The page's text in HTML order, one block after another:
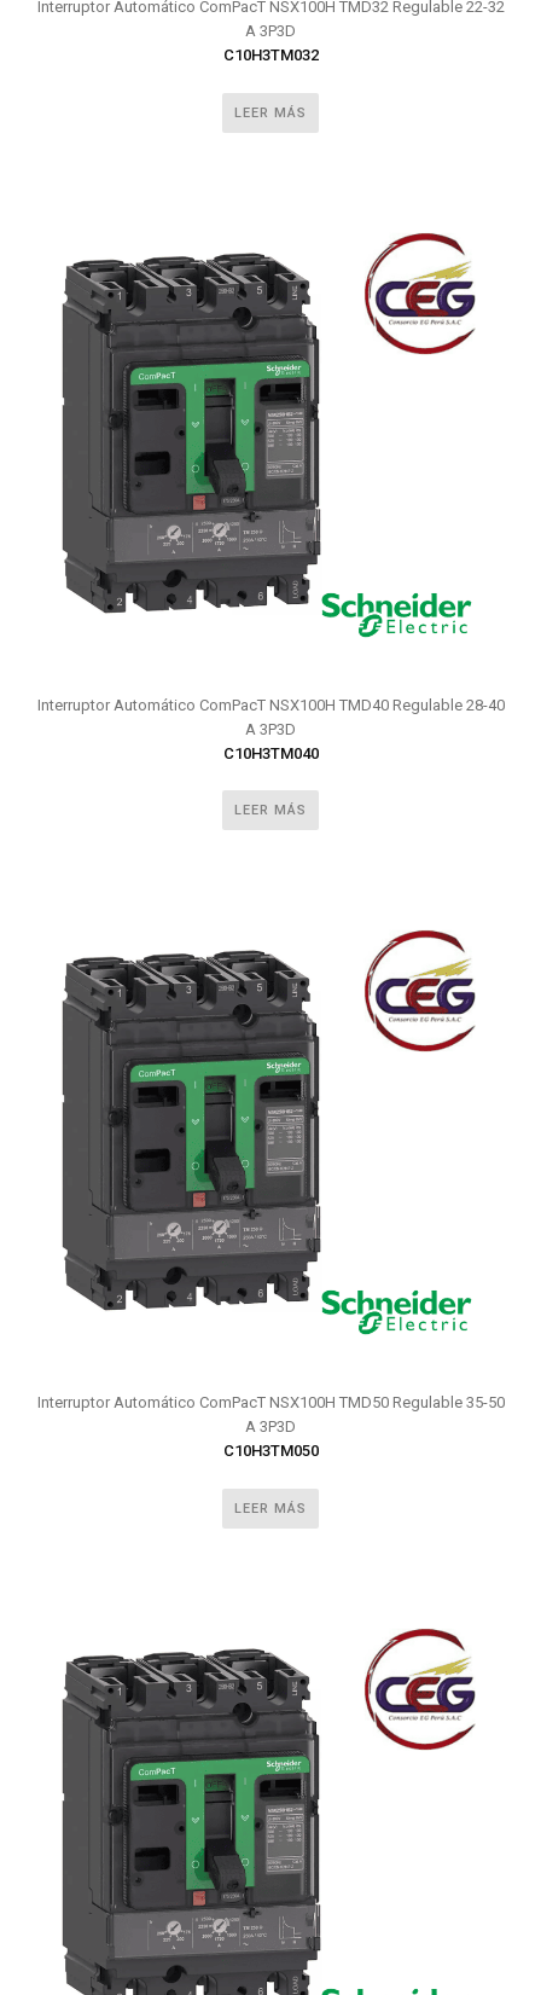
Interruptor Automático ComPacT NSX100H TMD32 Regulable 22-32
A 3P3D
C10H3TM032
LEER MÁS
Interruptor Automático ComPacT NSX100H TMD40 Regulable 28-40
A 3P3D
C10H3TM040
LEER MÁS
Interruptor Automático ComPacT NSX100H TMD50 Regulable 35-50
A 3P3D
C10H3TM050
LEER MÁS